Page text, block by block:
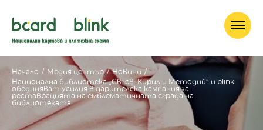
Начало / Медия център / Новини /
Национална библиотека „Св. св. Кирил и Методий“ и blink
обединяват усилия в дарителска кампания за
реставрацията на емблематичната сграда на
библиотеката